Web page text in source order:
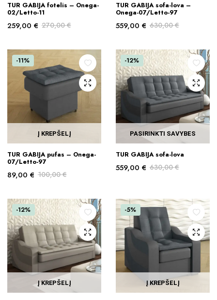
TUR GABIJA fotelis – Onega-
02/Letto-11
270,00€
was:
270,00 €.
259,00 €
is:
259,00 €.
TUR GABIJA sofa-lova –
Onega-07/Letto-97
630,00€
was:
630,00 €.
559,00 €
is:
559,00 €.
-11%
Į KREPŠELĮ
TUR GABIJA pufas – Onega-
07/Letto-97
100,00€
was:
100,00 €.
89,00 €
is:
89,00 €.
-12%
PASIRINKTI SAVYBES
product
has
The
options
may
be
chosen
TUR GABIJA sofa-lova
630,00€
was:
630,00 €.
559,00 €
is:
559,00 €.
-12%
Į KREPŠELĮ
-5%
Į KREPŠELĮ